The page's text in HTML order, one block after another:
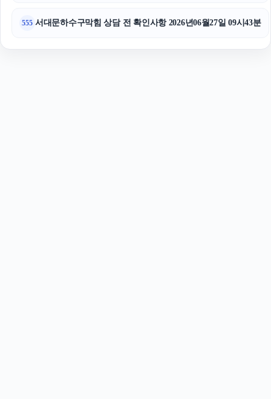
555 서대문하수구막힘 상담 전 확인사항 2026년06월27일 09시43분